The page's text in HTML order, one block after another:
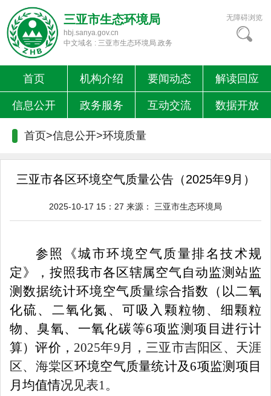
三亚市生态环境局
hbj.sanya.gov.cn
中文域名 : 三亚市生态环境局.政务
无障碍浏览
首页 机构介绍 要闻动态 解读回应
信息公开 政务服务 互动交流 数据开放
首页>信息公开>环境质量
三亚市各区环境空气质量公告（2025年9月）
2025-10-17 15：27 来源： 三亚市生态环境局
参照《城市环境空气质量排名技术规
定》，按照我市各区辖属空气自动监测站监
测数据统计环境空气质量综合指数（以二氧
化硫、二氧化氮、可吸入颗粒物、细颗粒
物、臭氧、一氧化碳等6项监测项目进行计
算）评价， 2025年9月，三亚市吉阳区、天涯
区、海棠区环境空气质量统计及6项监测项目
月均值情况见表1。